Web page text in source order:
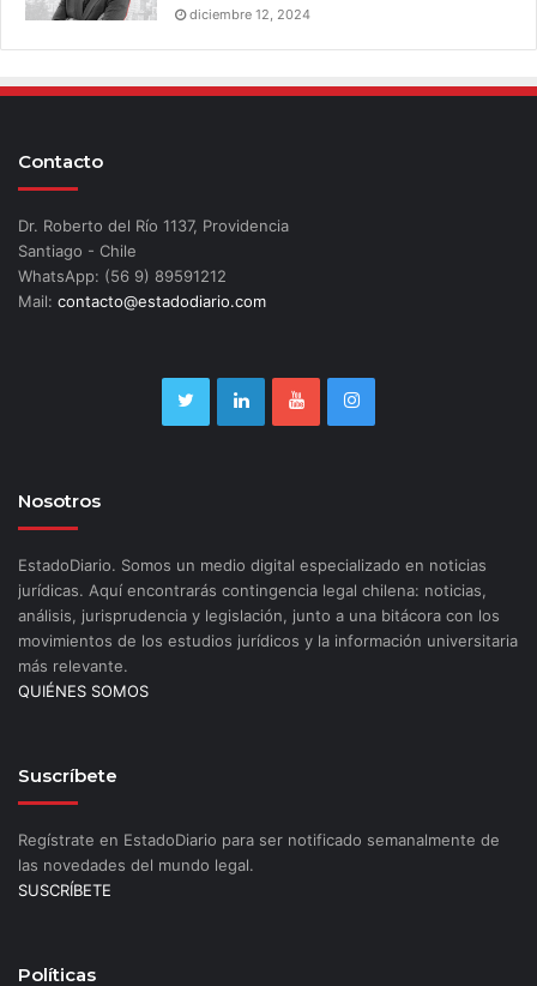
diciembre 12, 2024
Contacto
Dr. Roberto del Río 1137, Providencia
Santiago - Chile
WhatsApp: (56 9) 89591212
Mail: contacto@estadodiario.com
Nosotros
EstadoDiario. Somos un medio digital especializado en noticias
jurídicas. Aquí encontrarás contingencia legal chilena: noticias,
análisis, jurisprudencia y legislación, junto a una bitácora con los
movimientos de los estudios jurídicos y la información universitaria
más relevante.
QUIÉNES SOMOS
Suscríbete
Regístrate en EstadoDiario para ser notificado semanalmente de
las novedades del mundo legal.
SUSCRÍBETE
Políticas